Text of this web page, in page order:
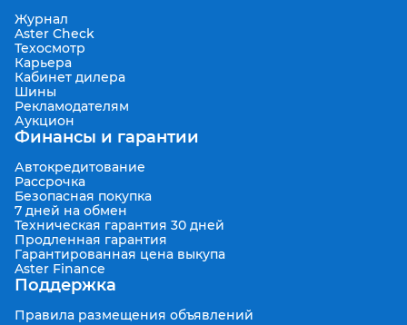
Журнал
Aster Check
Техосмотр
Карьера
Кабинет дилера
Шины
Рекламодателям
Аукцион
Финансы и гарантии
Автокредитование
Рассрочка
Безопасная покупка
7 дней на обмен
Техническая гарантия 30 дней
Продленная гарантия
Гарантированная цена выкупа
Aster Finance
Поддержка
Правила размещения объявлений